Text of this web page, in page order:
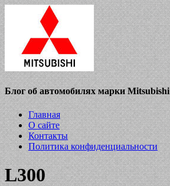
Блог об автомобилях марки Mitsubishi
Главная
О сайте
Контакты
Политика конфиденциальности
L300